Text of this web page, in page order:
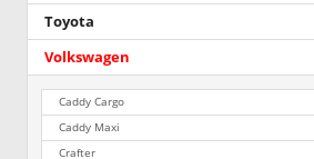
Toyota
Volkswagen
Caddy Cargo
Caddy Maxi
Crafter